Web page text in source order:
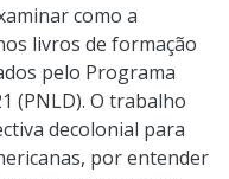
como a
livros de formação
pelo Programa
(PNLD). O trabalho
decolonial para
por entender